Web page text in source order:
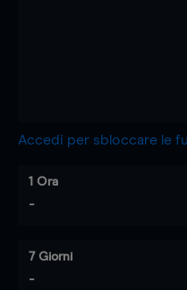
Accedi per sbloccare le
1 Ora
-
7 Giorni
-